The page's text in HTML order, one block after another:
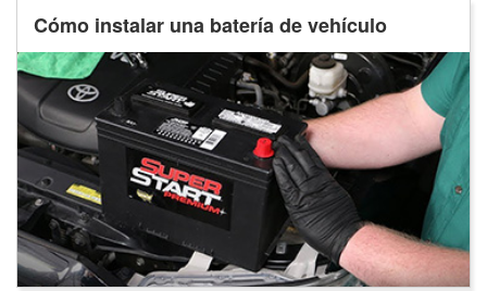
Cómo instalar una batería de vehículo